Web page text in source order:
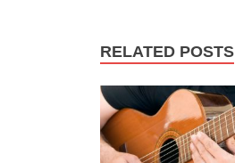
RELATED POSTS